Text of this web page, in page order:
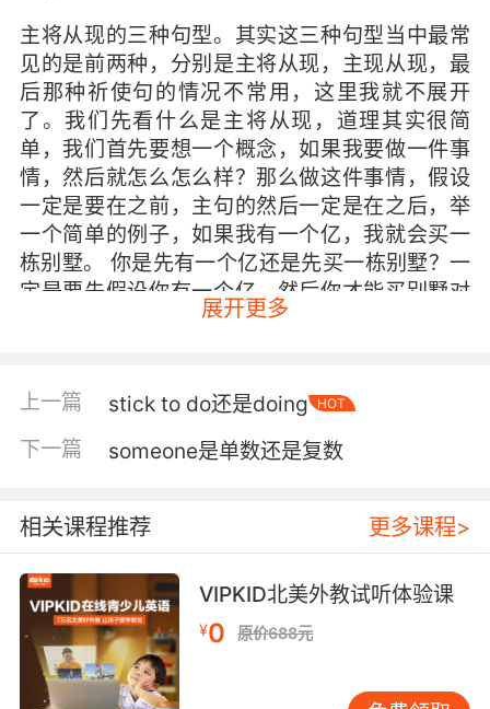
主将从现的三种句型。其实这三种句型当中最常
见的是前两种，分别是主将从现，主现从现，最
后那种祈使句的情况不常用，这里我就不展开
了。我们先看什么是主将从现，道理其实很简
单，我们首先要想一个概念，如果我要做一件事
情，然后就怎么怎么样？那么做这件事情，假设
一定是要在之前，主句的然后一定是在之后，举
一个简单的例子，如果我有一个亿，我就会买一
栋别墅。 你是先有一个亿还是先买一栋别墅？一
定是要先假设你有一个亿，然后你才能买别墅对
不对？所以我买别墅，这就叫主句。这就是将
money，I will buy a villa，will buy。这就是将
来。所以叫主将从现。 还有一种情况是主现从现
也很常见，往往和情态动词连用。举一个例子，
要看到一个特别大型的建筑物，你只要看到它，
你一定能找到它，而且你绝对不会错过他。我就
会说 if you see this building，you will not
miss it。按照刚才主将从现的逻辑是不是？先看
到它，然后才不会错过它，对不对？If you see
this building，you will not miss it。这句话我还
可以说成 if you see this building，you can not
展开更多
上一篇 stick to do还是doing HOT
下一篇 someone是单数还是复数
相关课程推荐 更多课程>
VIPKID北美外教试听体验课
¥0 原价688元